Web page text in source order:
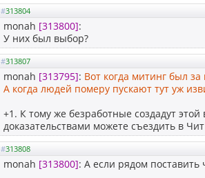
#313804
monah [313800]:
У них был выбор?
#313807
monah [313795]: Вот когда митинг был
А когда людей померу пускают тут уж
+1. К тому же безработные создадут
доказательствами можете съездить в
#313808
monah [313800]: А если рядом